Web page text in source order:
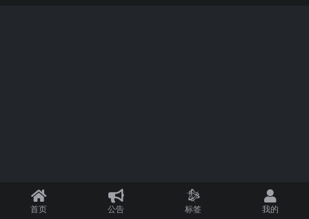
首页 公告 标签 我的